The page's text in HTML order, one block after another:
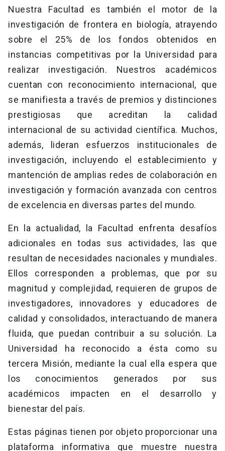
Nuestra Facultad es también el motor de la
investigación de frontera en biología, atrayendo
sobre el 25% de los fondos obtenidos en
instancias competitivas por la Universidad para
realizar investigación. Nuestros académicos
cuentan con reconocimiento internacional, que
se manifiesta a través de premios y distinciones
prestigiosas que acreditan la calidad
internacional de su actividad científica. Muchos,
además, lideran esfuerzos institucionales de
investigación, incluyendo el establecimiento y
mantención de amplias redes de colaboración en
investigación y formación avanzada con centros
de excelencia en diversas partes del mundo.
En la actualidad, la Facultad enfrenta desafíos
adicionales en todas sus actividades, las que
resultan de necesidades nacionales y mundiales.
Ellos corresponden a problemas, que por su
magnitud y complejidad, requieren de grupos de
investigadores, innovadores y educadores de
calidad y consolidados, interactuando de manera
fluida, que puedan contribuir a su solución. La
Universidad ha reconocido a ésta como su
tercera Misión, mediante la cual ella espera que
los conocimientos generados por sus
académicos impacten en el desarrollo y
bienestar del país.
Estas páginas tienen por objeto proporcionar una
plataforma informativa que muestre nuestra